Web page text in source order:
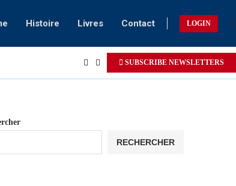
Histoire Livres Contact LOGIN
SUBSCRIBE NEWSLETTERS
RECHERCHER